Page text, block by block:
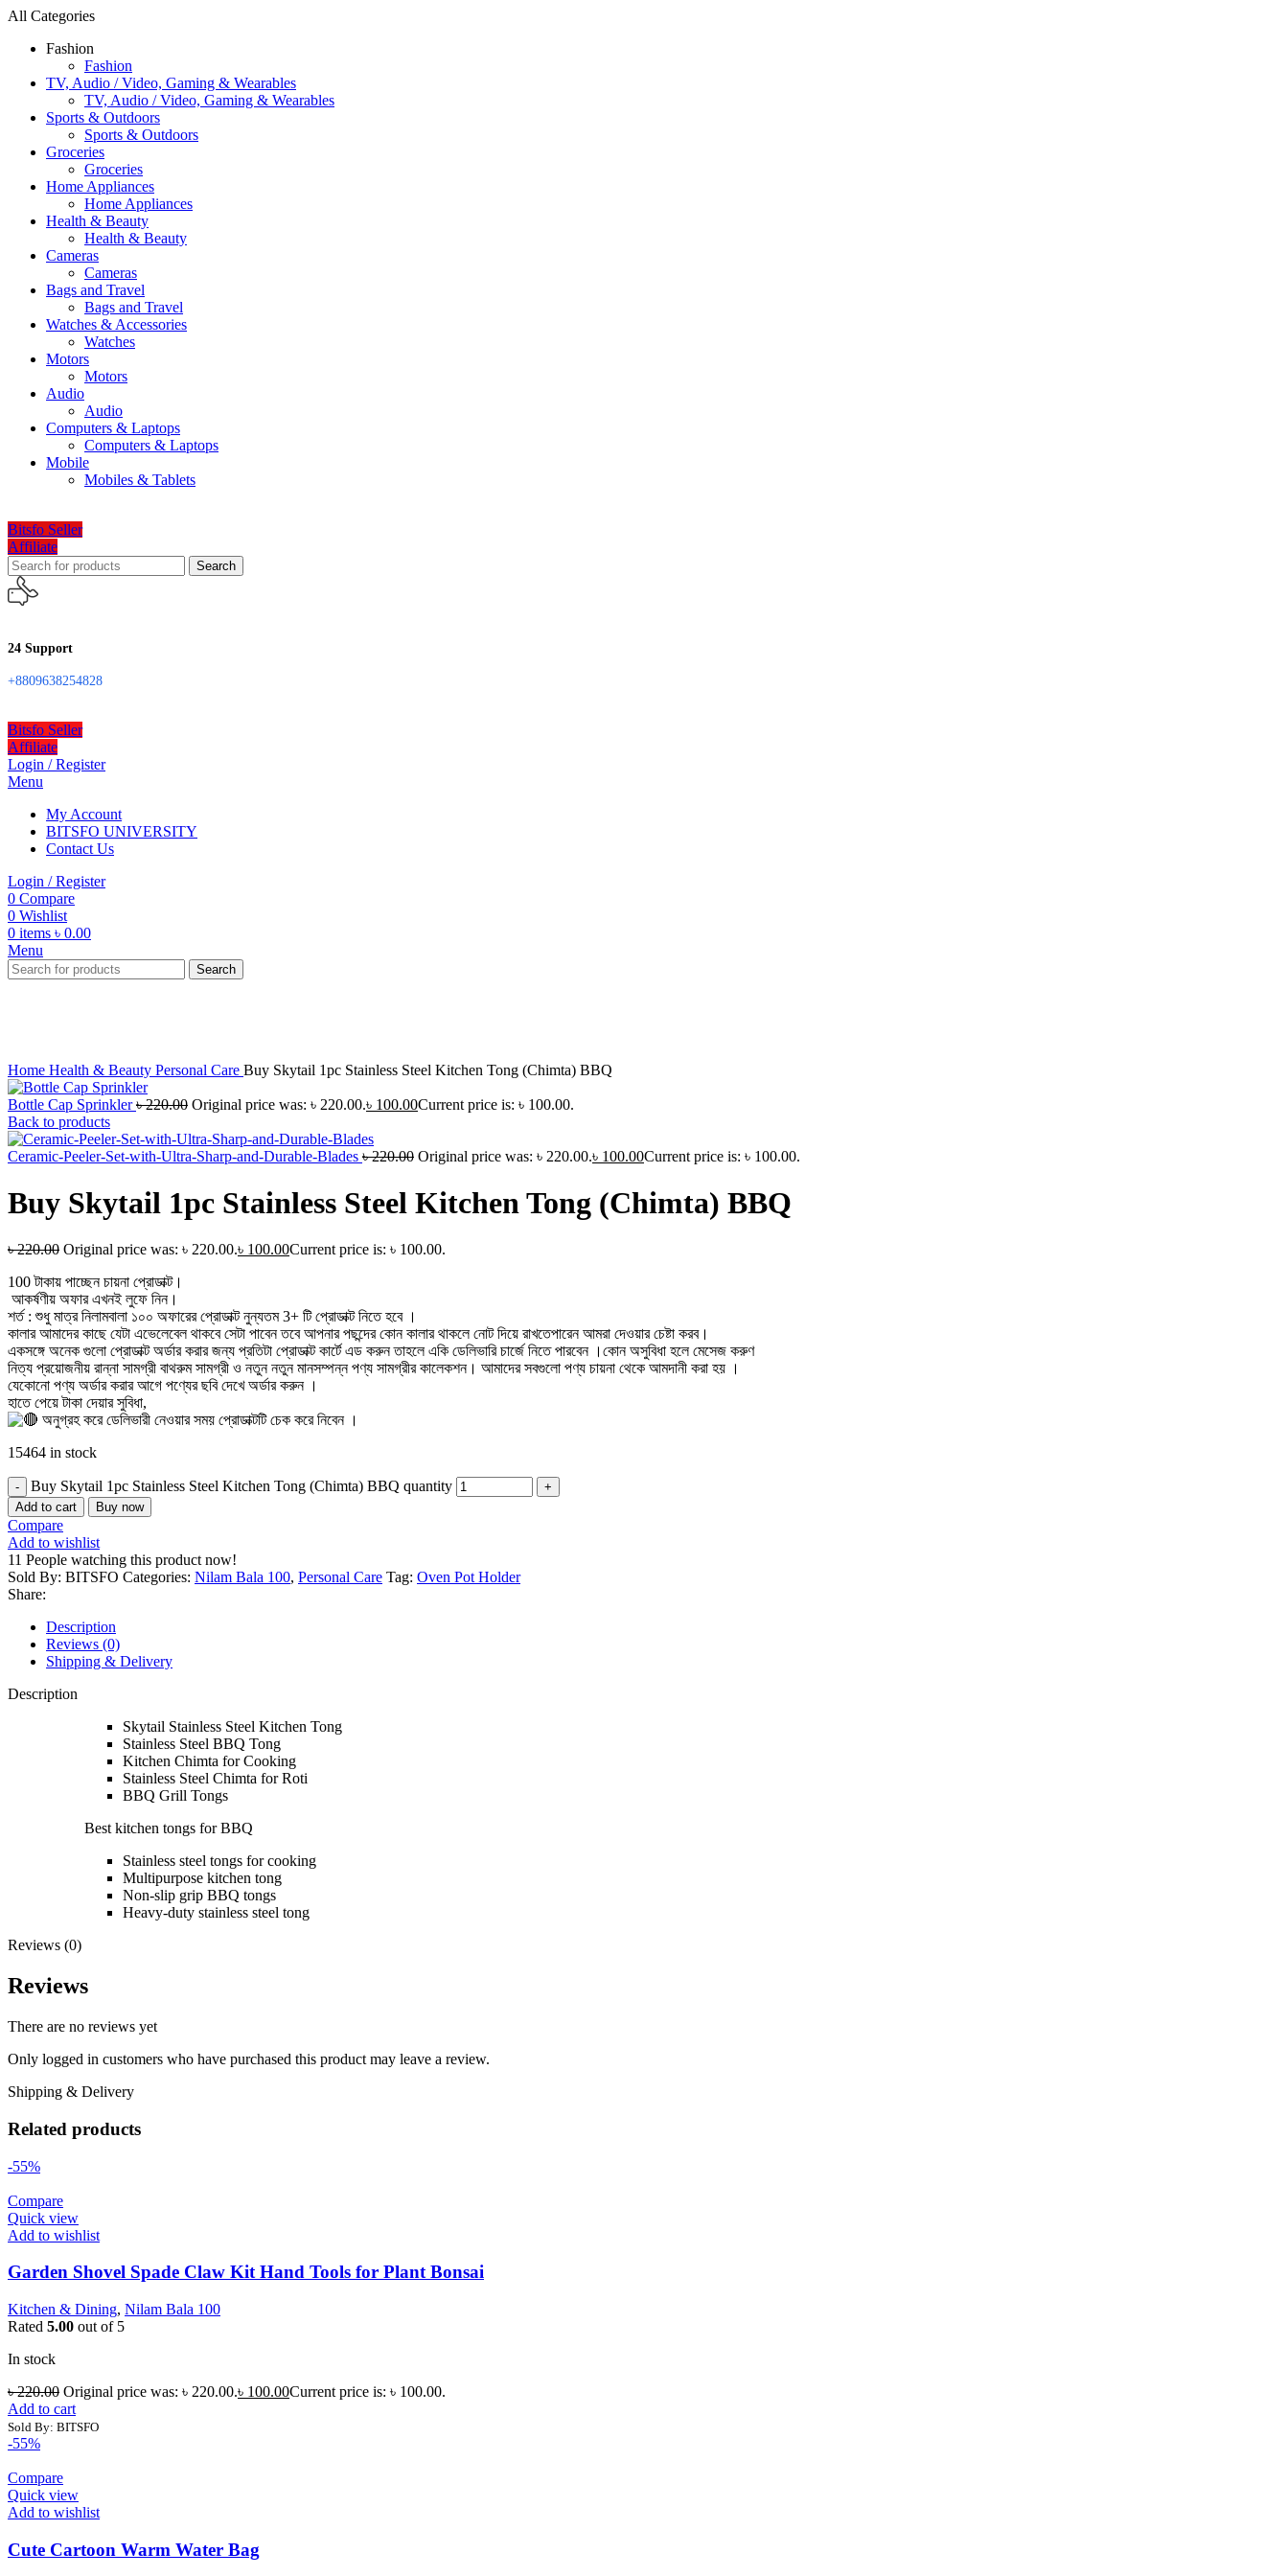
All Categories
Fashion
Fashion
TV, Audio / Video, Gaming & Wearables
TV, Audio / Video, Gaming & Wearables
Sports & Outdoors
Sports & Outdoors
Groceries
Groceries
Home Appliances
Home Appliances
Health & Beauty
Health & Beauty
Cameras
Cameras
Bags and Travel
Bags and Travel
Watches & Accessories
Watches
Motors
Motors
Audio
Audio
Computers & Laptops
Computers & Laptops
Mobile
Mobiles & Tablets
Bitsfo Seller
Affiliate
Search
24 Support
+8809638254828
Bitsfo Seller
Affiliate
Login / Register
Menu
My Account
BITSFO UNIVERSITY
Contact Us
Login / Register
0 Compare
0 Wishlist
0 items ৳ 0.00
Menu
Search
Home Health & Beauty Personal Care Buy Skytail 1pc Stainless Steel Kitchen Tong (Chimta) BBQ
Bottle Cap Sprinkler৳220.00 Original price was: ৳ 220.00.৳ 100.00Current price is: ৳ 100.00.
Back to products
Ceramic-Peeler-Set-with-Ultra-Sharp-and-Durable-Blades ৳220.00 Original price was: ৳ 220.00.৳ 100.00Current price is: ৳ 100.00.
Buy Skytail 1pc Stainless Steel Kitchen Tong (Chimta) BBQ
৳220.00 Original price was: ৳ 220.00.৳ 100.00Current price is: ৳ 100.00.
100 টাকায় পাচ্ছেন চায়না প্রোডাক্ট।
আকর্ষণীয় অফার এখনই লুফে নিন।
শর্ত : শুধু মাত্র নিলামবালা ১০০ অফারের প্রোডাক্ট নুন্যতম 3+ টি প্রোডাক্ট নিতে হবে ।
কালার আমাদের কাছে যেটা এভেলেবেল থাকবে সেটা পাবেন তবে আপনার পছন্দের কোন কালার থাকলে নোট দিয়ে রাখতেপারেন আমরা দেওয়ার চেষ্টা করব।
একসঙ্গে অনেক গুলো প্রোডাক্ট অর্ডার করার জন্য প্রতিটা প্রোডাক্ট কার্টে এড করুন তাহলে একি ডেলিভারি চার্জে নিতে পারবেন ।কোন অসুবিধা হলে মেসেজ করুণ
নিত্য প্রয়োজনীয় রান্না সামগ্রী বাথরুম সামগ্রী ও নতুন নতুন মানসম্পন্ন পণ্য সামগ্রীর কালেকশন। আমাদের সবগুলো পণ্য চায়না থেকে আমদানী করা হয় ।
যেকোনো পণ্য অর্ডার করার আগে পণ্যের ছবি দেখে অর্ডার করুন ।
হাতে পেয়ে টাকা দেয়ার সুবিধা,
অনুগ্রহ করে ডেলিভারী নেওয়ার সময় প্রোডাক্টটি চেক করে নিবেন ।
15464 in stock
Buy Skytail 1pc Stainless Steel Kitchen Tong (Chimta) BBQ quantity
Add to cart Buy now
Compare
Add to wishlist
11 People watching this product now!
Sold By: BITSFO Categories: Nilam Bala 100, Personal Care Tag: Oven Pot Holder
Share:
Description
Reviews (0)
Shipping & Delivery
Description
Skytail Stainless Steel Kitchen Tong
Stainless Steel BBQ Tong
Kitchen Chimta for Cooking
Stainless Steel Chimta for Roti
BBQ Grill Tongs
Best kitchen tongs for BBQ
Stainless steel tongs for cooking
Multipurpose kitchen tong
Non-slip grip BBQ tongs
Heavy-duty stainless steel tong
Reviews (0)
Reviews
There are no reviews yet
Only logged in customers who have purchased this product may leave a review.
Shipping & Delivery
Related products
-55%
Compare
Quick view
Add to wishlist
Garden Shovel Spade Claw Kit Hand Tools for Plant Bonsai
Kitchen & Dining, Nilam Bala 100
Rated 5.00 out of 5
In stock
৳220.00 Original price was: ৳ 220.00.৳ 100.00Current price is: ৳ 100.00.
Add to cart
Sold By: BITSFO
-55%
Compare
Quick view
Add to wishlist
Cute Cartoon Warm Water Bag